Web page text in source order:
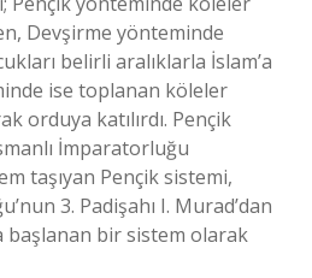
Devşirme yönteminde
belirli aralıklarla İslam’a
ise toplanan köleler
orduya katılırdı. Pençik
İmparatorluğu
taşıyan Pençik sistemi,
3. Padişahı I. Murad’dan
bir sistem olarak